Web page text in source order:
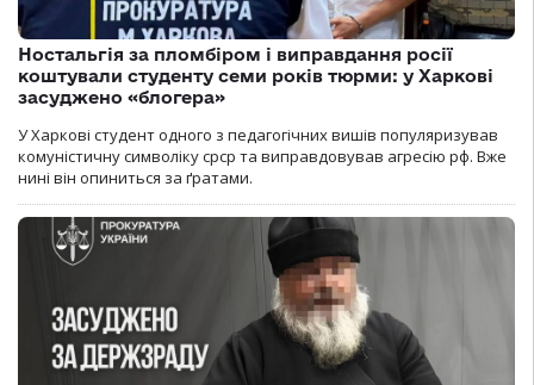
Ностальгія за пломбіром і виправдання росії
коштували студенту семи років тюрми: у Харкові
засуджено «блогера»
У Харкові студент одного з педагогічних вишів популяризував
комуністичну символіку срср та виправдовував агресію рф. Вже
нині він опиниться за ґратами.